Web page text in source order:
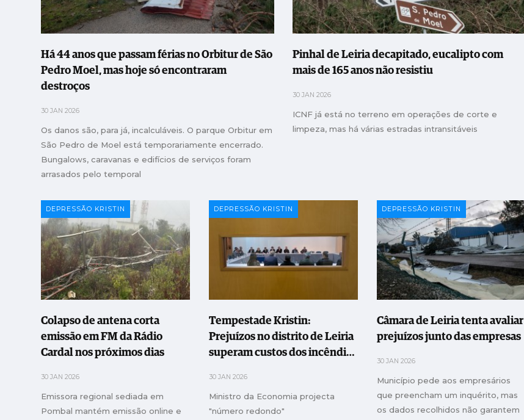
Há 44 anos que passam férias no Orbitur de São
Pedro Moel, mas hoje só encontraram
destroços
30 JAN 2026
Os danos são, para já, incalculáveis. O parque Orbitur em
São Pedro de Moel está temporariamente encerrado.
Bungalows, caravanas e edifícios de serviços foram
arrasados pelo temporal
Pinhal de Leiria decapitado, eucalipto com
mais de 165 anos não resistiu
30 JAN 2026
ICNF já está no terreno em operações de corte e
limpeza, mas há várias estradas intransitáveis
DEPRESSÃO KRISTIN
Colapso de antena corta
emissão em FM da Rádio
Cardal nos próximos dias
30 JAN 2026
Emissora regional sediada em
Pombal mantém emissão online e
DEPRESSÃO KRISTIN
Tempestade Kristin:
Prejuízos no distrito de Leiria
superam custos dos incêndios
30 JAN 2026
Ministro da Economia projecta
"número redondo"
DEPRESSÃO KRISTIN
Câmara de Leiria tenta avaliar
prejuízos junto das empresas
30 JAN 2026
Município pede aos empresários
que preencham um inquérito, mas
os dados recolhidos não garantem